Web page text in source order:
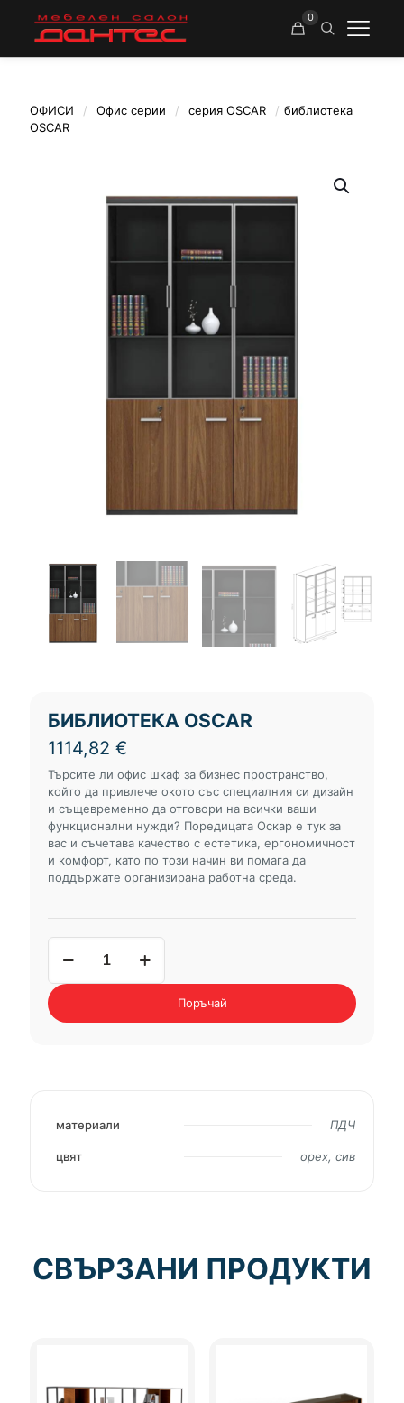
0
ОФИСИ / Офис серии / серия OSCAR / библиотека
OSCAR
БИБЛИОТЕКА OSCAR
1114,82 €
Търсите ли офис шкаф за бизнес пространство,
който да привлече окото със специалния си дизайн
и същевременно да отговори на всички ваши
функционални нужди? Поредицата Оскар е тук за
вас и съчетава качество с естетика, ергономичност
и комфорт, като по този начин ви помага да
поддържате организирана работна среда.
OSCAR
Поръчай
материали ПДЧ
цвят орех, сив
СВЪРЗАНИ ПРОДУКТИ